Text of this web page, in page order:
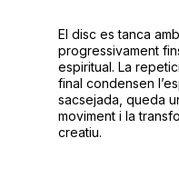
El disc es tanca
progressivament
espiritual. La
final condensen
sacsejada, queda
moviment i la
creatiu.